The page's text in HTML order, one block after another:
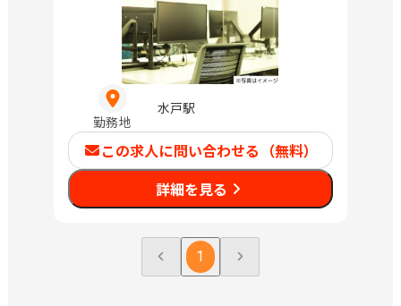
勤務地
水戸駅
この求人に問い合わせる（無料）
詳細を見る
1